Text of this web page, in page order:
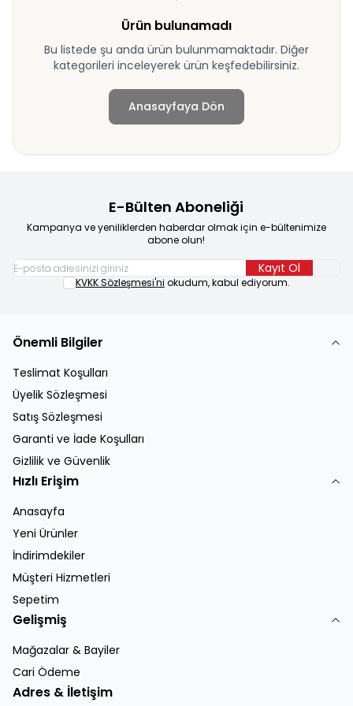
Ürün bulunamadı
Bu listede şu anda ürün bulunmamaktadır. Diğer
kategorileri inceleyerek ürün keşfedebilirsiniz.
Anasayfaya Dön
E-Bülten Aboneliği
Kampanya ve yeniliklerden haberdar olmak için e-bültenimize
abone olun!
Kayıt Ol
KVKK Sözleşmesi'ni okudum, kabul ediyorum.
Önemli Bilgiler
Teslimat Koşulları
Üyelik Sözleşmesi
Satış Sözleşmesi
Garanti ve İade Koşulları
Gizlilik ve Güvenlik
Hızlı Erişim
Anasayfa
Yeni Ürünler
İndirimdekiler
Müşteri Hizmetleri
Sepetim
Gelişmiş
Mağazalar & Bayiler
Cari Ödeme
Adres & İletişim